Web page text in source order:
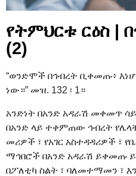
የትምህርቱ ርዕስ |
(2)
“ወንድሞች በኅብረት ቢቀመጡ፥
ነው።” መዝ. 132 ፡ 1።
አንድነት በአንድ አዳራሽ መቀመጥ
በአንድ ላይ ተቀምጠው ኅብረት
መሪዎች ፣ የአገር አስተዳዳሪዎች ፣
ማኅበሮች በአንድ አዳራሽ ይቀመጡ
በፖለቲካ ስልት ፣ ባለመተማመን ፣